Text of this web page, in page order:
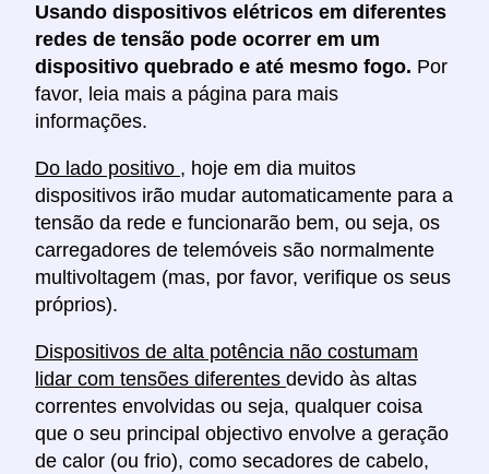
Usando dispositivos elétricos em diferentes
redes de tensão pode ocorrer em um
dispositivo quebrado e até mesmo fogo. Por
favor, leia mais a página para mais
informações.
Do lado positivo , hoje em dia muitos
dispositivos irão mudar automaticamente para a
tensão da rede e funcionarão bem, ou seja, os
carregadores de telemóveis são normalmente
multivoltagem (mas, por favor, verifique os seus
próprios).
Dispositivos de alta potência não costumam
lidar com tensões diferentes devido às altas
correntes envolvidas ou seja, qualquer coisa
que o seu principal objectivo envolve a geração
de calor (ou frio), como secadores de cabelo,